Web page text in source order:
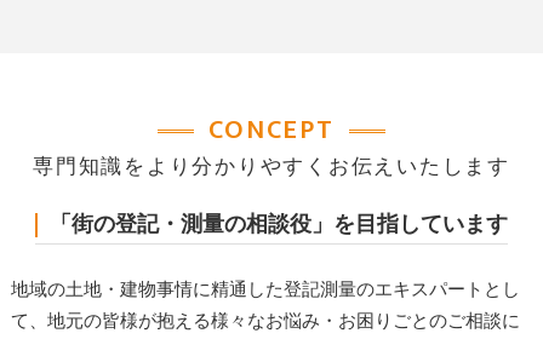
専門知識をより分かりやすくお伝えいたします
CONCEPT
「街の登記・測量の相談役」を目指しています
地域の土地・建物事情に精通した登記測量のエキスパートとし
て、地元の皆様が抱える様々なお悩み・お困りごとのご相談に